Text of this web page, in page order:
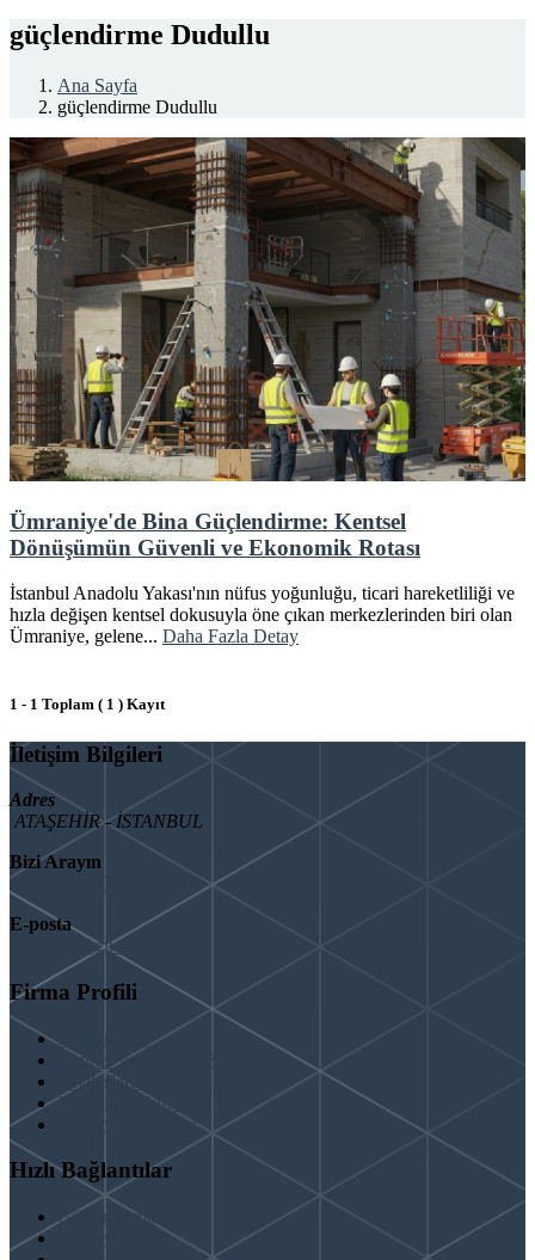
güçlendirme Dudullu
Ana Sayfa
güçlendirme Dudullu
Ümraniye'de Bina Güçlendirme: Kentsel
Dönüşümün Güvenli ve Ekonomik Rotası
İstanbul Anadolu Yakası'nın nüfus yoğunluğu, ticari hareketliliği ve
hızla değişen kentsel dokusuyla öne çıkan merkezlerinden biri olan
Ümraniye, gelene... Daha Fazla Detay
1 - 1 Toplam ( 1 ) Kayıt
İletişim Bilgileri
Adres
ATAŞEHİR - İSTANBUL
Bizi Arayın
E-posta
info@binaguclendir.com
Firma Profili
Hakkımızda
Hizmet Verdiğimiz Bölgeler
Paydaşlarımız
İş Birliği Teklifleri
Şartlar ve Koşullar
Hızlı Bağlantılar
Güçlendirme
Hizmetlerimiz